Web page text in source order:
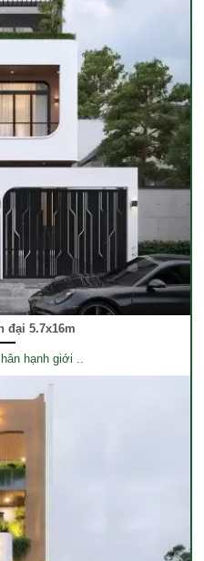
đại 5.7x16m
hạnh giới ..